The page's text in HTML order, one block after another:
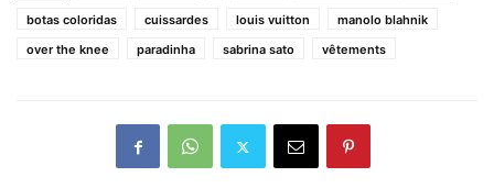
botas coloridas
cuissardes louis vuitton
manolo blahnik
over the knee
paradinha sabrina sato vêtements